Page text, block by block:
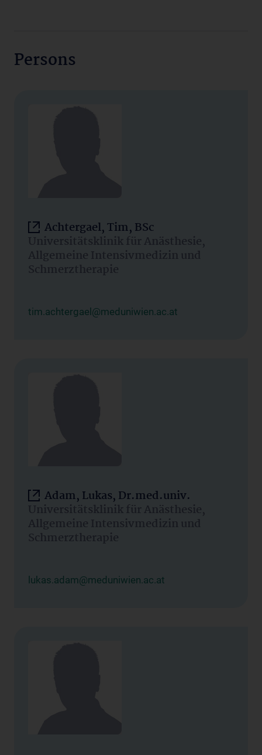
Persons
Achtergael, Tim, BSc
Universitätsklinik für Anästhesie,
Allgemeine Intensivmedizin und
Schmerztherapie
tim.achtergael@meduniwien.ac.at
Adam, Lukas, Dr.med.univ.
Universitätsklinik für Anästhesie,
Allgemeine Intensivmedizin und
Schmerztherapie
lukas.adam@meduniwien.ac.at